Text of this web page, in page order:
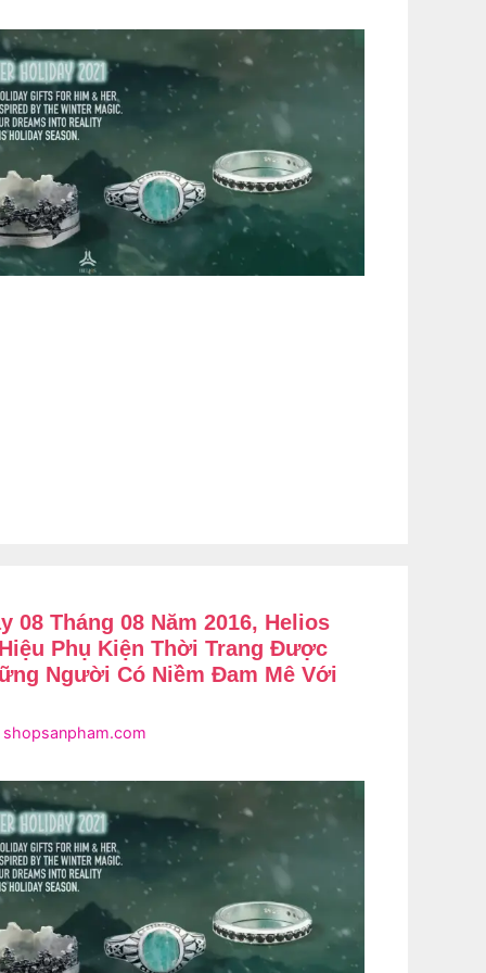
08 Tháng 08 Năm 2016, Helios
Phụ Kiện Thời Trang Được
Người Có Niềm Đam Mê Với
shopsanpham.com